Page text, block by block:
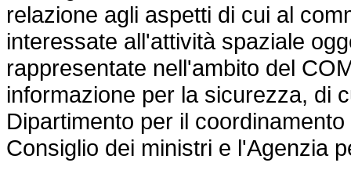
relazione agli aspetti di cui al
interessate all'attività spaziale
rappresentate nell'ambito del
informazione per la sicurezza, di
Dipartimento per il
Consiglio dei ministri e l'Agenzia